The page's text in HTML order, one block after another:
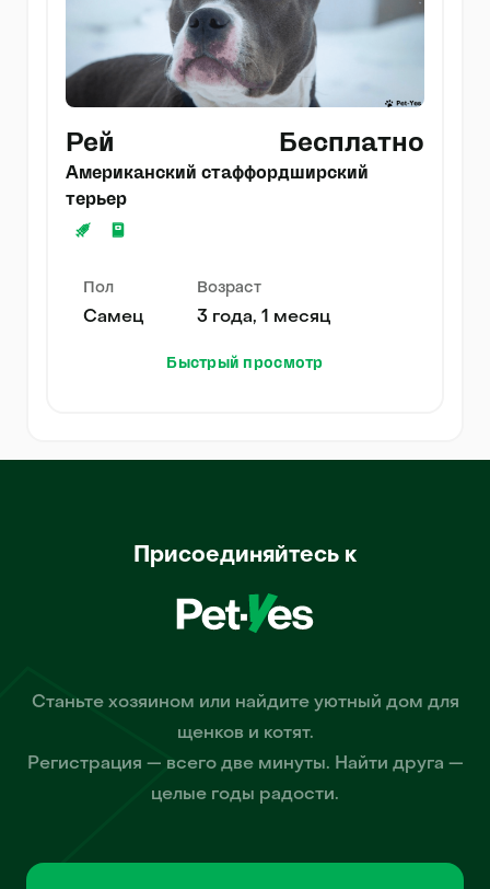
Рей Бесплатно
Американский стаффордширский
терьер
Пол
Самец
Возраст
3 года, 1 месяц
Быстрый просмотр
Присоединяйтесь к
Станьте хозяином или найдите уютный дом для
щенков и котят.
Регистрация — всего две минуты. Найти друга —
целые годы радости.